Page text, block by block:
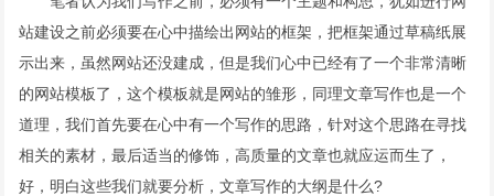
站建设之前必须要在心中描绘出网站的框架，把框架通过草稿纸展
示出来，虽然网站还没建成，但是我们心中已经有了一个非常清晰
的网站模板了，这个模板就是网站的雏形，同理文章写作也是一个
道理，我们首先要在心中有一个写作的思路，针对这个思路在寻找
相关的素材，最后适当的修饰，高质量的文章也就应运而生了，
好，明白这些我们就要分析，文章写作的大纲是什么?